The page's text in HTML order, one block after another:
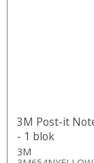
3M Post-it
- 1 blok
3M